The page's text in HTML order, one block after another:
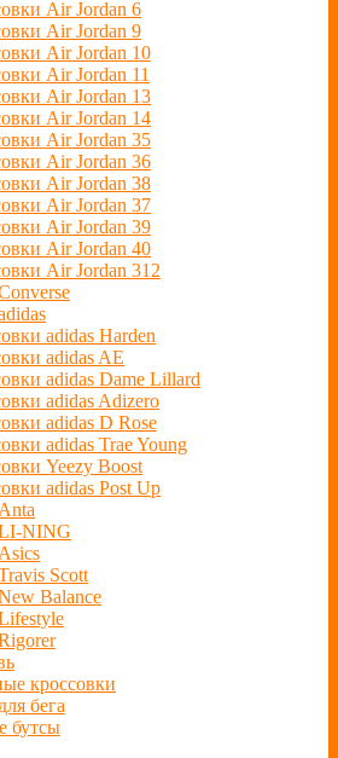
Air Jordan 6
Air Jordan 9
Air Jordan 10
Air Jordan 11
Air Jordan 13
Air Jordan 14
Air Jordan 35
Air Jordan 36
Air Jordan 38
Air Jordan 37
Air Jordan 39
Air Jordan 40
Air Jordan 312
adidas Harden
adidas AE
adidas Dame Lillard
adidas Adizero
adidas D Rose
adidas Trae Young
Yeezy Boost
adidas Post Up
NING
Scott
Balance
кроссовки
бега
бутсы